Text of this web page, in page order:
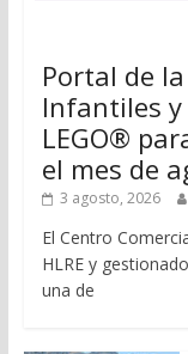
Portal de
Infantiles
LEGO®
el mes de
3 agosto, 2026
El Centro
HLRE y
una de